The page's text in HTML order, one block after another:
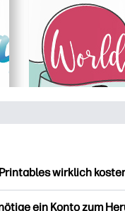
wirklich
ein Konto zum